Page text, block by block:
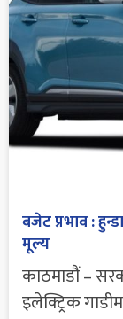
बजेट प्रभाव :
मूल्य
काठमाडौं –
इलेक्ट्रिक